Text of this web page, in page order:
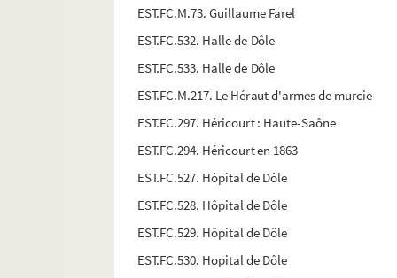
EST.FC.M.73. Guillaume Farel
EST.FC.532. Halle de Dôle
EST.FC.533. Halle de Dôle
EST.FC.M.217. Le Héraut d'armes de murcie
EST.FC.297. Héricourt : Haute-Saône
EST.FC.294. Héricourt en 1863
EST.FC.527. Hôpital de Dôle
EST.FC.528. Hôpital de Dôle
EST.FC.529. Hôpital de Dôle
EST.FC.530. Hopital de Dôle